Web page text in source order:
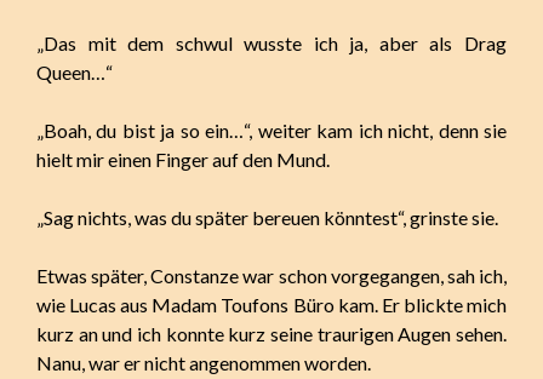
„Das mit dem schwul wusste ich ja, aber als Drag
Queen…“
„Boah, du bist ja so ein…“, weiter kam ich nicht, denn sie
hielt mir einen Finger auf den Mund.
„Sag nichts, was du später bereuen könntest“, grinste sie.
Etwas später, Constanze war schon vorgegangen, sah ich,
wie Lucas aus Madam Toufons Büro kam. Er blickte mich
kurz an und ich konnte kurz seine traurigen Augen sehen.
Nanu, war er nicht angenommen worden.